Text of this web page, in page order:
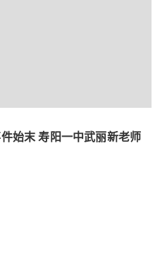
始末 寿阳一中武丽新老师